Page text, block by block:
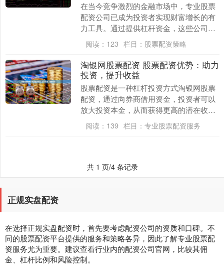
在当今竞争激烈的金融市场中，专业股票
配资公司已成为投资者实现财富增长的有
力工具。通过提供杠杆资金，这些公司使
投资者能够放大其投资潜力，从而获得更
高的回报。 网络....
阅读： 123 栏目： 股票配资策略
淘银网股票配资 股票配资优势：助力
投资，提升收益
股票配资是一种杠杆投资方式淘银网股票
配资，通过向券商借用资金，投资者可以
放大投资本金，从而获得更高的潜在收
益。股票配资具有以下优势： * **资质认
证：**选择....
阅读： 139 栏目： 专业股票配资服务
共 1 页/4 条记录
正规实盘配资
在选择正规实盘配资时，首先要考虑配资公司的资质和口碑。不
同的股票配资平台提供的服务和策略各异，因此了解专业股票配
资服务尤为重要。建议查看行业内的配资公司官网，比较其佣
金、杠杆比例和风险控制。